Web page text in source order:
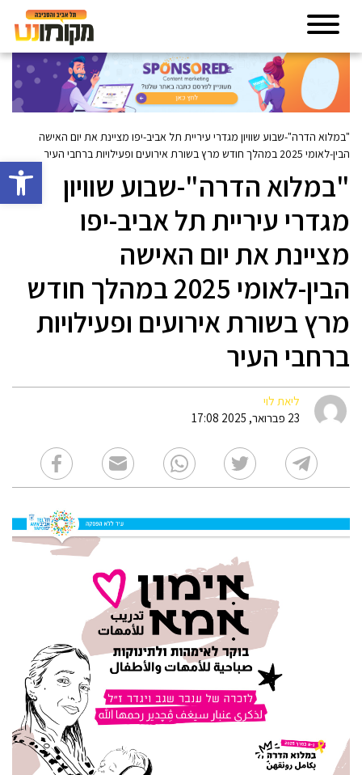
פתח
"במלוא הדרה"-שבוע שוויון מגדרי עיריית תל אביב-יפו מציינת את יום האישה
הבין-לאומי 2025 במהלך חודש מרץ בשורת אירועים ופעילויות ברחבי העיר
"במלוא הדרה"-שבוע שוויון
מגדרי עיריית תל אביב-יפו
מציינת את יום האישה
הבין-לאומי 2025 במהלך חודש
מרץ בשורת אירועים ופעילויות
ברחבי העיר
ליאת לוי
23 פברואר, 2025 17:08